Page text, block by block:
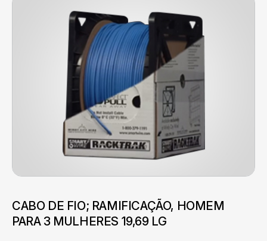
CABO DE FIO; RAMIFICAÇÃO, HOMEM
PARA 3 MULHERES 19,69 LG